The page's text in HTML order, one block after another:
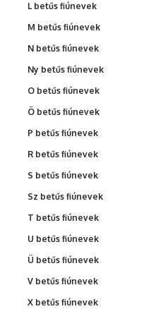
L betűs fiúnevek
M betűs fiúnevek
N betűs fiúnevek
Ny betűs fiúnevek
O betűs fiúnevek
Ö betűs fiúnevek
P betűs fiúnevek
R betűs fiúnevek
S betűs fiúnevek
Sz betűs fiúnevek
T betűs fiúnevek
U betűs fiúnevek
Ü betűs fiúnevek
V betűs fiúnevek
X betűs fiúnevek